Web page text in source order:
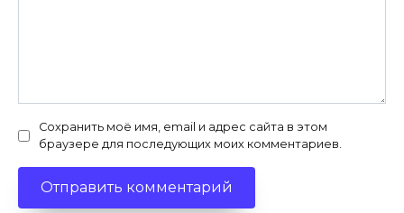
Сохранить моё имя, email и адрес сайта в этом
браузере для последующих моих комментариев.